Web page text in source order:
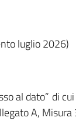
luglio 2026)
al dato” di
A,